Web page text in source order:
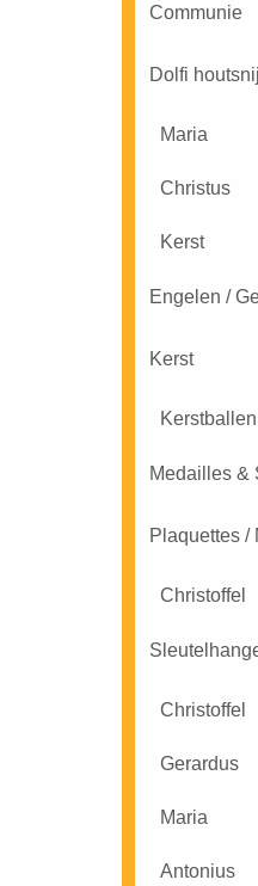
Communie
Dolfi
Maria
Christus
Kerst
Engelen /
Kerst
Medailles &
Plaquettes /
Christoffel
Christoffel
Gerardus
Maria
Antonius